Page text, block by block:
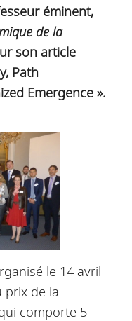
éminent,
de la
son article
Path
Emergence ».
le 14 avril
prix de la
comporte 5